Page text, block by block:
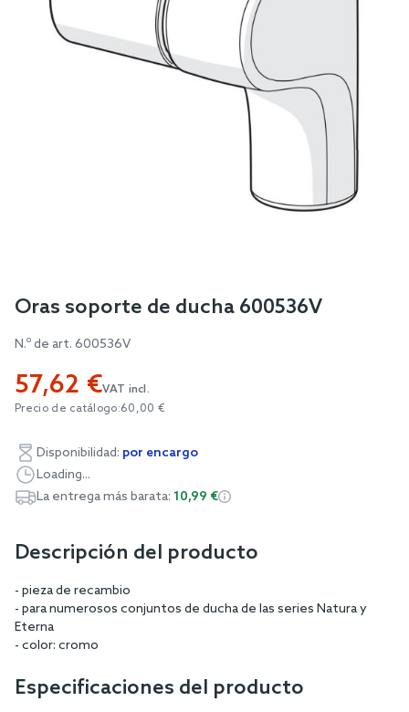
images
gallery
Skip
the
of
the
gallery
Oras soporte de ducha 600536V
N.º de art. 600536V
57,62 €VAT incl.
Precio de catálogo:60,00 €
Disponibilidad: por encargo
Loading...
La entrega más barata: 10,99 €
Descripción del producto
- pieza de recambio
- para numerosos conjuntos de ducha de las series Natura y
Eterna
- color: cromo
Especificaciones del producto